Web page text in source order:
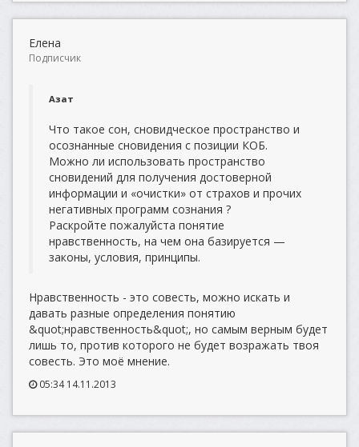
Елена
Подписчик
Азат
Что такое сон, сновидческое пространство и
осознанные сновидения с позиции КОБ.
Можно ли использовать пространство
сновидений для получения достоверной
информации и «очистки» от страхов и прочих
негативных программ сознания ?
Раскройте пожалуйста понятие
нравственность, на чем она базируется —
законы, условия, принципы.
Нравственность - это совесть, можно искать и
давать разные определения понятию
&quot;нравственность&quot;, но самым верным будет
лишь то, против которого не будет возражать твоя
совесть. Это моё мнение.
05:34 14.11.2013